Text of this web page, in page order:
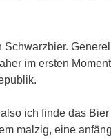
im ersten
ich finde das
malzig, eine